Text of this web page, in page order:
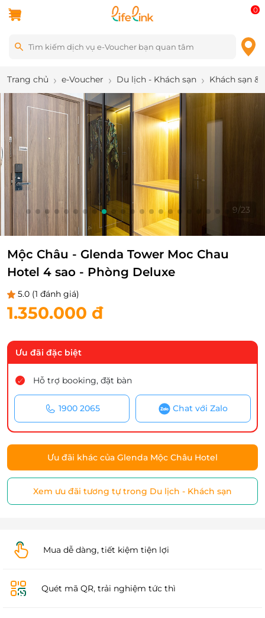
0
Trang chủ e-Voucher Du lịch - Khách sạn Khách sạn &
9/23
Mộc Châu - Glenda Tower Moc Chau
Hotel 4 sao - Phòng Deluxe
5.0 (1 đánh giá)
1.350.000 đ
Ưu đãi đặc biệt
Hỗ trợ booking, đặt bàn
1900 2065 Chat với Zalo
Ưu đãi khác của Glenda Mộc Châu Hotel
Xem ưu đãi tương tự trong Du lịch - Khách sạn
Mua dễ dàng, tiết kiệm tiện lợi
Quét mã QR, trải nghiệm tức thì